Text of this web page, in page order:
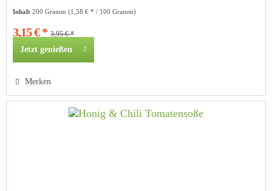
Inhalt200 Gramm(1,58 € * / 100 Gramm)
3,15 € * 3,95 € *
Jetzt genießen
Merken